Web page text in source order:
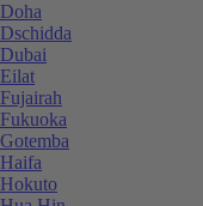
Doha
Dschidda
Dubai
Eilat
Fujairah
Fukuoka
Gotemba
Haifa
Hokuto